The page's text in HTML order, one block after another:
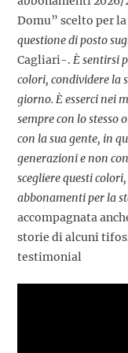
Domu” scelto per
questione di posto
Cagliari-. È sentirsi
colori, condividere la
giorno. È esserci nei
sempre con lo stesso
con la sua gente, in
generazioni e non
scegliere questi
abbonamenti per la
accompagnata
storie di alcuni
testimonial